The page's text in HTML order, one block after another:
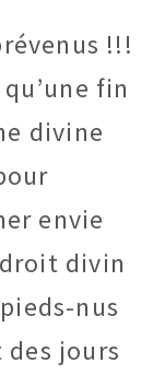
!!!
fin
divine
envie
divin
nus
des jours